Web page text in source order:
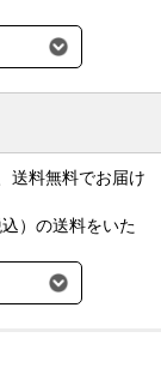
）
送料無料でお届け
）の送料をいた
きましては、1
無料となります。
負担は、１回分